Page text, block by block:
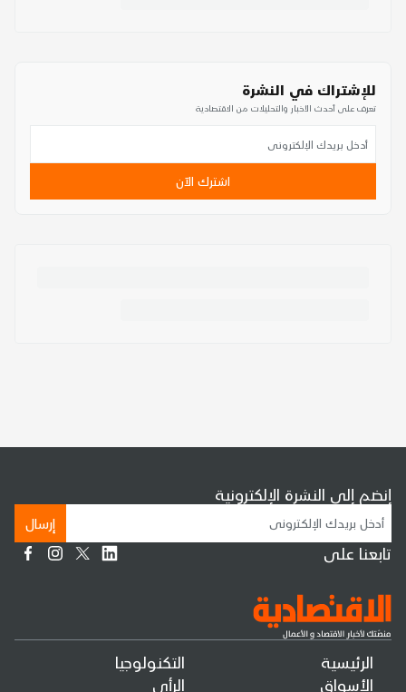
للإشتراك في النشرة
تعرف على أحدث الأخبار والتحليلات من الاقتصادية
اشترك الآن
الرئيسية
الأسواق
التكنولوجيا
الرأي
إنضم إلى النشرة الإلكترونية
إرسال
تابعنا على